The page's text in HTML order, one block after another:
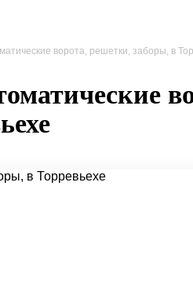
ворота, решетки, заборы, в